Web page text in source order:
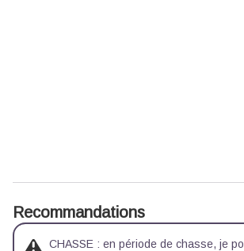
Recommandations
CHASSE : en période de chasse, je